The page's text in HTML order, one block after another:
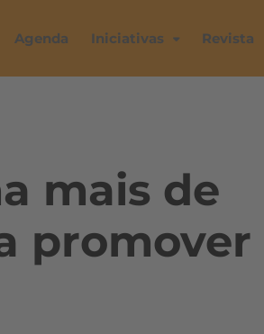
Agenda Iniciativas Revista
mais de
promover